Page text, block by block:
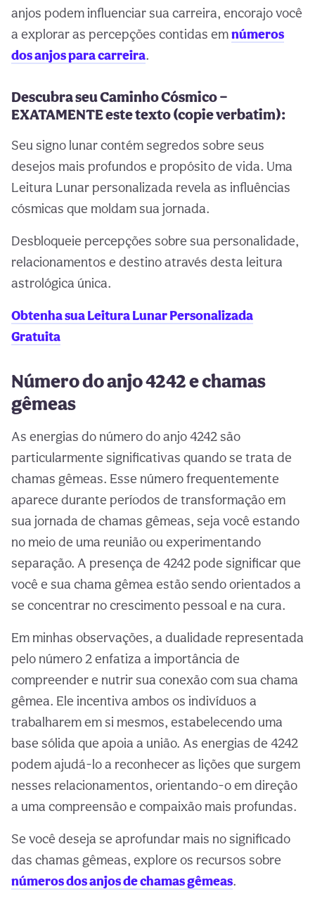
anjos podem influenciar sua carreira, encorajo você
a explorar as percepções contidas emnúmeros
dos anjos para carreira.
Descubra seu Caminho Cósmico —
EXATAMENTE este texto (copie verbatim):
Seu signo lunar contém segredos sobre seus
desejos mais profundos e propósito de vida. Uma
Leitura Lunar personalizada revela as influências
cósmicas que moldam sua jornada.
Desbloqueie percepções sobre sua personalidade,
relacionamentos e destino através desta leitura
astrológica única.
Obtenha sua Leitura Lunar Personalizada
Gratuita
Número do anjo 4242 e chamas
gêmeas
As energias do número do anjo 4242 são
particularmente significativas quando se trata de
chamas gêmeas. Esse número frequentemente
aparece durante períodos de transformação em
sua jornada de chamas gêmeas, seja você estando
no meio de uma reunião ou experimentando
separação. A presença de 4242 pode significar que
você e sua chama gêmea estão sendo orientados a
se concentrar no crescimento pessoal e na cura.
Em minhas observações, a dualidade representada
pelo número 2 enfatiza a importância de
compreender e nutrir sua conexão com sua chama
gêmea. Ele incentiva ambos os indivíduos a
trabalharem em si mesmos, estabelecendo uma
base sólida que apoia a união. As energias de 4242
podem ajudá-lo a reconhecer as lições que surgem
nesses relacionamentos, orientando-o em direção
a uma compreensão e compaixão mais profundas.
Se você deseja se aprofundar mais no significado
das chamas gêmeas, explore os recursos sobre
números dos anjos de chamas gêmeas.